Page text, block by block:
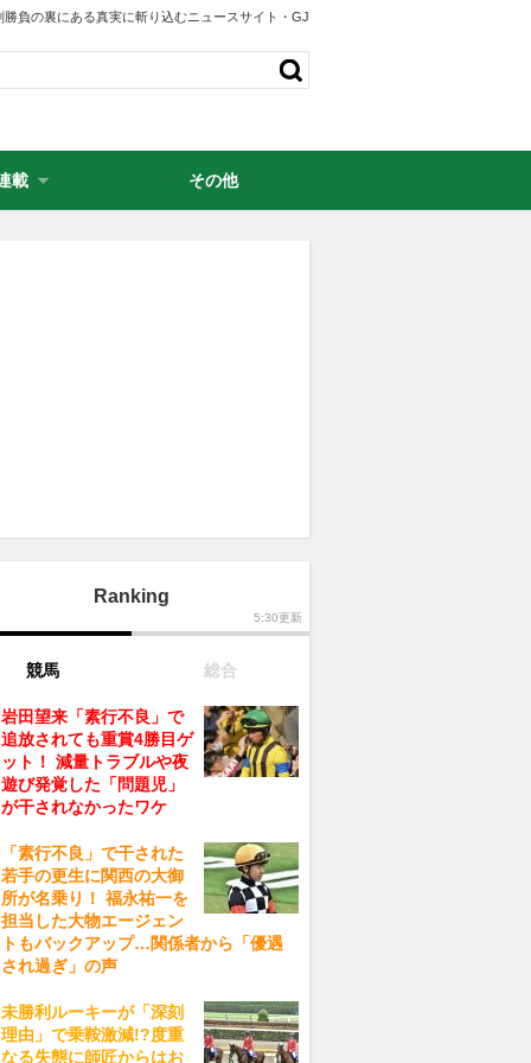
勝負の裏にある真実に斬り込むニュースサイト・GJ
Ranking
5:30更新
競馬 総合
岩田望来「素行不良」で
追放されても重賞4勝目ゲ
ット！ 減量トラブルや夜
遊び発覚した「問題児」
が干されなかったワケ
「素行不良」で干された
若手の更生に関西の大御
所が名乗り！ 福永祐一を
担当した大物エージェン
トもバックアップ…関係者から「優遇
され過ぎ」の声
未勝利ルーキーが「深刻
理由」で乗鞍激減!?度重
なる失態に師匠からはお
載 その他